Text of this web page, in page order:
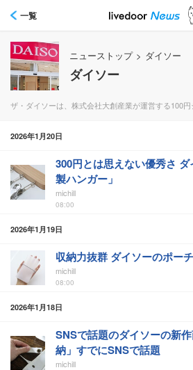
一覧
ニューストップ > ダイソー
ダイソー
ザ・ダイソーは、株式会社大創産業が運営する100円
2026年1月20日
300円とは思えない優秀さ
製ハンガー」
michill
08:00
2026年1月19日
収納力抜群 ダイソーのポーチ
michill
08:00
2026年1月18日
SNSで話題のダイソーの新
納」すでにSNSで話題
michill